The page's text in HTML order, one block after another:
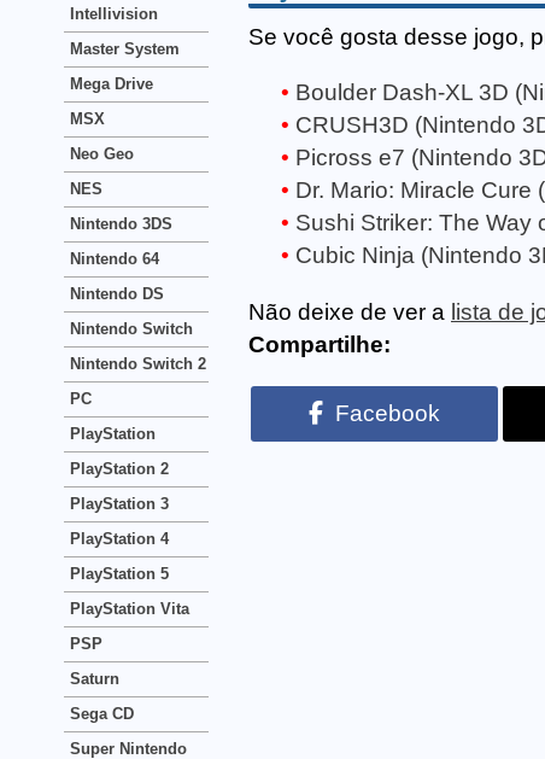
Se você gosta desse jogo,
Boulder Dash-XL 3D
CRUSH3D (Nintendo
Picross e7 (Nintendo
Dr. Mario: Miracle Cure
Sushi Striker: The Way
Cubic Ninja (Nintendo
Não deixe de ver a lista de
Compartilhe:
Facebook
Intellivision
Master System
Mega Drive
MSX
Neo Geo
NES
Nintendo 3DS
Nintendo 64
Nintendo DS
Nintendo Switch
Nintendo Switch 2
PC
PlayStation
PlayStation 2
PlayStation 3
PlayStation 4
PlayStation 5
PlayStation Vita
PSP
Saturn
Sega CD
Super Nintendo